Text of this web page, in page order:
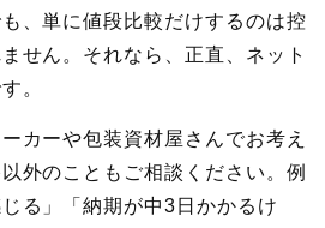
、単に値段比較だけするのは控
せん。それなら、正直、ネット
。
カーや包装資材屋さんでお考え
外のこともご相談ください。例
る」「納期が中3日かかるけ